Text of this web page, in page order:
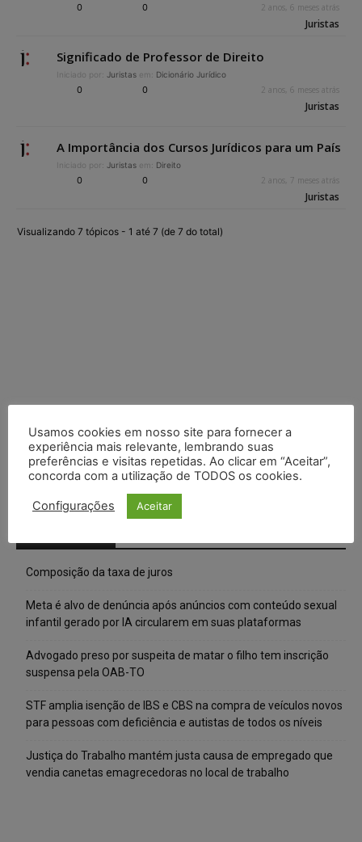
0 0 2 anos, 6 meses atrás
Juristas
Significado de Professor de Direito
Iniciado por: Juristas em: Dicionário Jurídico
0 0 2 anos, 6 meses atrás
Juristas
A Importância dos Cursos Jurídicos para um País
Iniciado por: Juristas em: Direito
0 0 2 anos, 7 meses atrás
Juristas
Visualizando 7 tópicos - 1 até 7 (de 7 do total)
Composição da taxa de juros
Meta é alvo de denúncia após anúncios com conteúdo sexual
infantil gerado por IA circularem em suas plataformas
Advogado preso por suspeita de matar o filho tem inscrição
suspensa pela OAB-TO
STF amplia isenção de IBS e CBS na compra de veículos novos
para pessoas com deficiência e autistas de todos os níveis
Justiça do Trabalho mantém justa causa de empregado que
vendia canetas emagrecedoras no local de trabalho
Usamos cookies em nosso site para fornecer a
experiência mais relevante, lembrando suas
preferências e visitas repetidas. Ao clicar em “Aceitar”,
concorda com a utilização de TODOS os cookies.
Configurações Aceitar